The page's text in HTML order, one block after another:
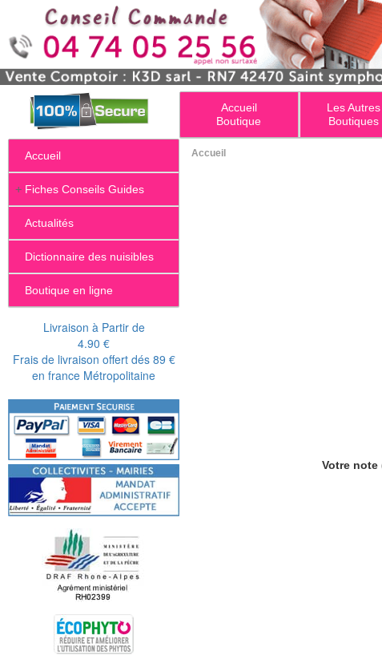
Accueil
Boutique
Les Autres
Boutiques
Accueil
+ Fiches Conseils Guides
Actualités
Dictionnaire des nuisibles
Boutique en ligne
Livraison à Partir de
4.90 €
Frais de livraison offert dés 89 €
en france Métropolitaine
Accueil
Votre note